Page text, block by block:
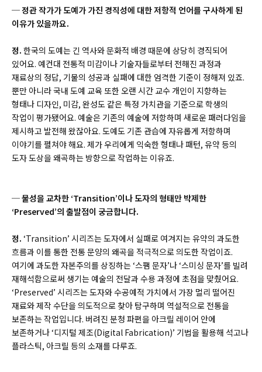
─ 정관 작가가 도예가 가진 경직성에 대한 저항적 언어를 구사하게 된
이유가 있을까요.
정. 한국의 도예는 긴 역사와 문화적 배경 때문에 상당히 경직되어
있어요. 예컨대 전통적 미감이나 기술자들로부터 전해진 과정과
재료상의 정답, 기물의 성공과 실패에 대한 엄격한 기준이 정해져 있죠.
뿐만 아니라 국내 도예 교육 또한 오랜 시간 교수 개인이 지향하는
형태나 디자인, 미감, 완성도 같은 특정 가치관을 기준으로 학생의
작업이 평가됐어요. 예술은 기존의 예술에 저항하며 새로운 패러다임을
제시하고 발전해 왔잖아요. 도예도 기존 관습에 자유롭게 저항하며
이야기를 펼쳐야 해요. 제가 우리에게 익숙한 형태나 패턴, 유약 등의
도자 도상을 왜곡하는 방향으로 작업하는 이유죠.
─ 물성을 교차한 ‘Transition’이나 도자의 형태만 박제한
‘Preserved’의 출발점이 궁금합니다.
정. ‘Transition’ 시리즈는 도자에서 실패로 여겨지는 유약의 과도한
흐름과 이를 통한 전통 문양의 왜곡을 적극적으로 의도한 작업이죠.
여기에 과도한 자본주의를 상징하는 ‘스팸 문자’나 ‘스미싱 문자’를 빌려
재해석함으로써 생기는 예술의 전달과 수용 과정에 초점을 맞췄어요.
‘Preserved’ 시리즈는 도자와 수공예적 가치에서 가장 멀리 떨어진
재료와 제작 수단을 의도적으로 찾아 탐구하며 역설적으로 전통을
보존하는 작업입니다. 버려진 분청 파편을 아크릴 레이어 안에
보존하거나 ‘디지털 제조(Digital Fabrication)’ 기법을 활용해 석고나
플라스틱, 아크릴 등의 소재를 다루죠.